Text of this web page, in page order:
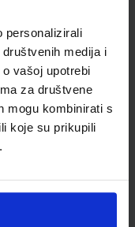
personalizirali
medija i
vašoj upotrebi
za društvene
mogu kombinirati s
koje su prikupili
ŠKOLE